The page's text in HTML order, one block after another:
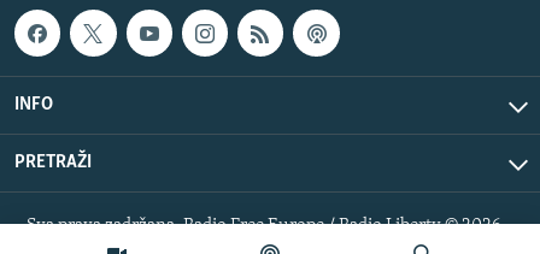
INFO
PRETRAŽI
Sva prava zadržana. Radio Free Europe / Radio Liberty © 2026
RFE/RL, Inc.